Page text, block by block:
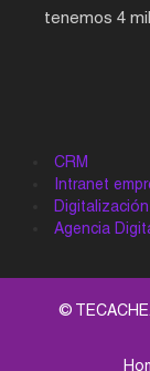
tenemos 4
CRM
Intranet
Agencia
©